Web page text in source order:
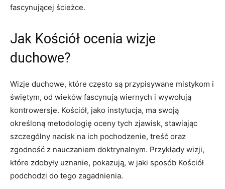
fascynującej ścieżce.
Jak Kościół ⁣ocenia⁤ wizje
‌duchowe?
Wizje duchowe, które często są przypisywane mistykom i
świętym, od wieków fascynują wiernych i wywołują
kontrowersje. Kościół, jako instytucja, ‍ma swoją
określoną metodologię oceny tych⁤ zjawisk, stawiając
‍szczególny nacisk na ich pochodzenie, treść oraz
zgodność z nauczaniem ​doktrynalnym. Przykłady wizji,
które​ zdobyły uznanie, pokazują, w jaki sposób Kościół
podchodzi do tego zagadnienia.